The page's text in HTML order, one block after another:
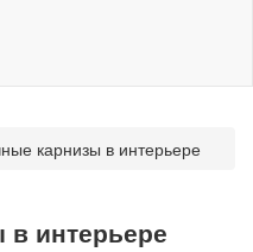
карнизы в интерьере
интерьере